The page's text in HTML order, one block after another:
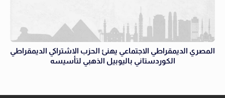
المصري الديمقراطي الاجتماعي يهنئ الحزب الاشتراكي الديمقراطي
الكوردستاني باليوبيل الذهبي لتأسيسه